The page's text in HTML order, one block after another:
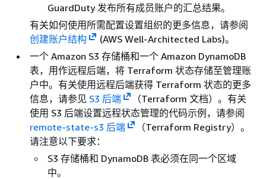
GuardDuty 发布所有成员账户的汇总结果。
有关如何使用所需配置设置组织的更多信息，请参阅
创建账户结构
(AWS Well-Architected Labs)。
一个 Amazon S3 存储桶和一个 Amazon DynamoDB
表，用作远程后端，将 Terraform 状态存储至管理账
户中。有关使用远程后端获得 Terraform 状态的更多
信息，请参见 S3 后端
（Terraform 文档）。有关
使用 S3 后端设置远程状态管理的代码示例，请参阅
remote-state-s3 后端
（Terraform Registry）。
请注意以下要求：
S3 存储桶和 DynamoDB 表必须在同一个区域
中。